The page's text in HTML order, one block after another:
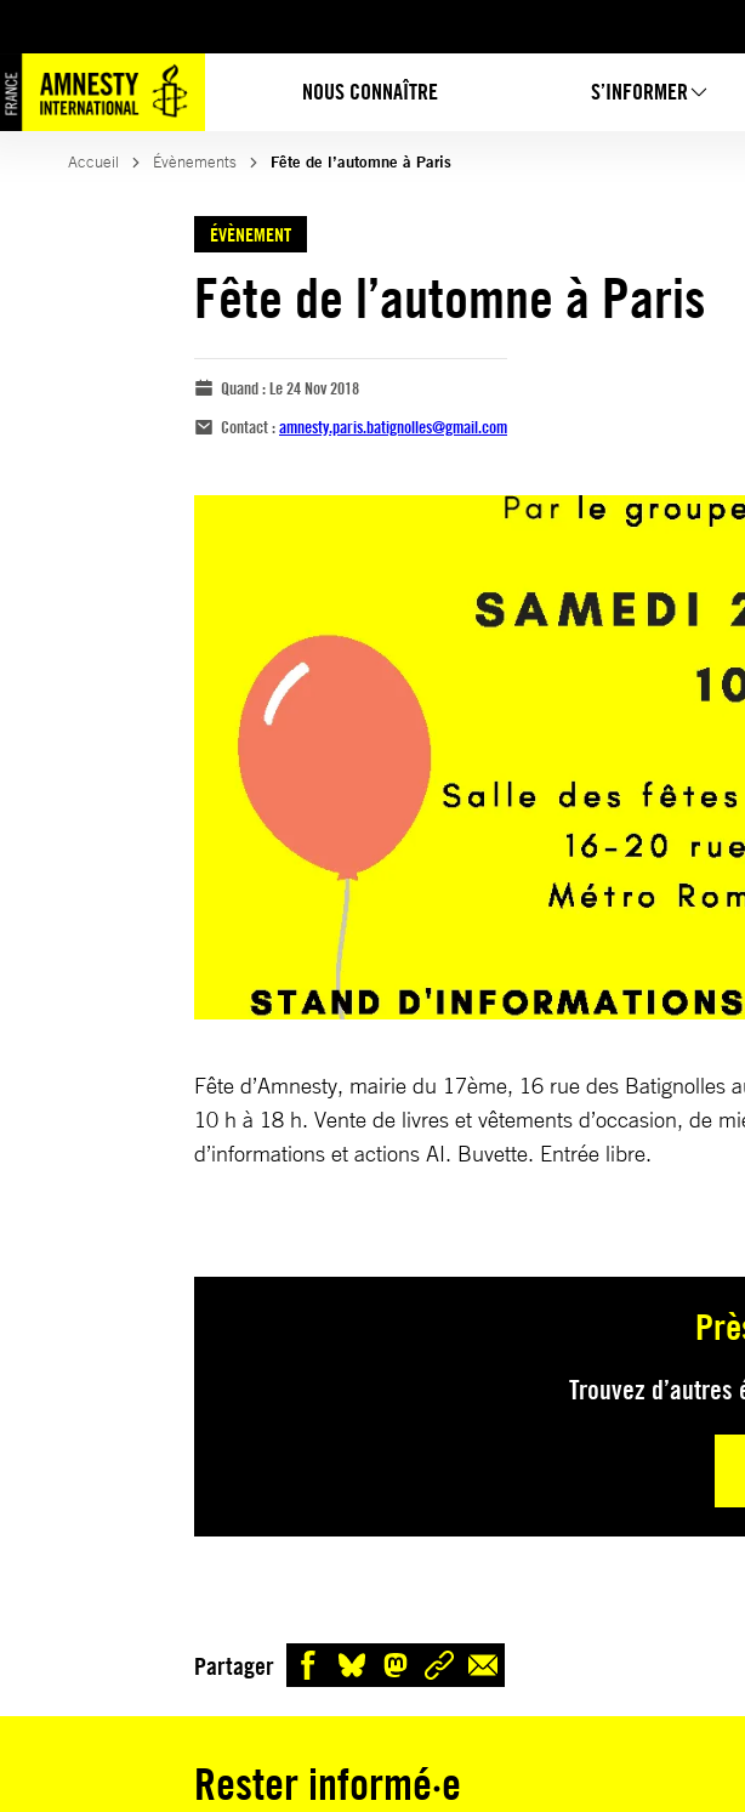
NOUS CONNAÎTRE S’INFORMER
Accueil Évènements Fête de l’automne à Paris
ÉVÈNEMENT
Fête de l’automne à Paris
Quand :Le 24 Nov 2018
Contact :amnesty.paris.batignolles@gmail.com
Fête d’Amnesty, mairie du 17ème, 16 rue des Batignolles
10 h à 18 h. Vente de livres et vêtements d’occasion, de
d’informations et actions AI. Buvette. Entrée libre.
Trouvez
Partager
Rester informé·e